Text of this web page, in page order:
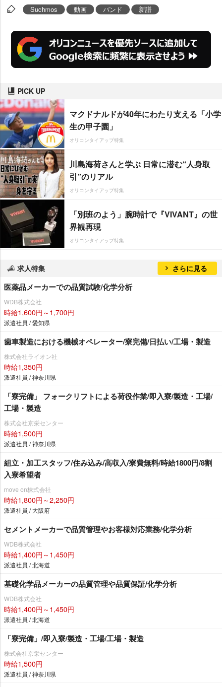
Suchmos 動画 バンド 新譜
PICK UP
マクドナルドが40年にわたり支える「小学
生の甲子園」
オリコンタイアップ特集
川島海荷さんと学ぶ 日常に潜む“人身取
引”のリアル
オリコンタイアップ特集
「別班のよう」腕時計で『VIVANT』の世
界観再現
オリコンタイアップ特集
求人特集 さらに見る
医薬品メーカーでの品質試験/化学分析
WDB株式会社
時給1,600円～1,700円
派遣社員 / 愛知県
歯車製造における機械オペレーター/寮完備/日払い/工場・製造
株式会社ライオン社
時給1,350円
派遣社員 / 神奈川県
「寮完備」 フォークリフトによる荷役作業/即入寮/製造・工場/
工場・製造
株式会社京栄センター
時給1,500円
派遣社員 / 神奈川県
組立・加工スタッフ/住み込み/高収入/寮費無料/時給1800円/8割
入寮希望者
move on株式会社
時給1,800円～2,250円
派遣社員 / 大阪府
セメントメーカーで品質管理やお客様対応業務/化学分析
WDB株式会社
時給1,400円～1,450円
派遣社員 / 北海道
基礎化学品メーカーの品質管理や品質保証/化学分析
WDB株式会社
時給1,400円～1,450円
派遣社員 / 北海道
「寮完備」/即入寮/製造・工場/工場・製造
株式会社京栄センター
時給1,500円
派遣社員 / 神奈川県